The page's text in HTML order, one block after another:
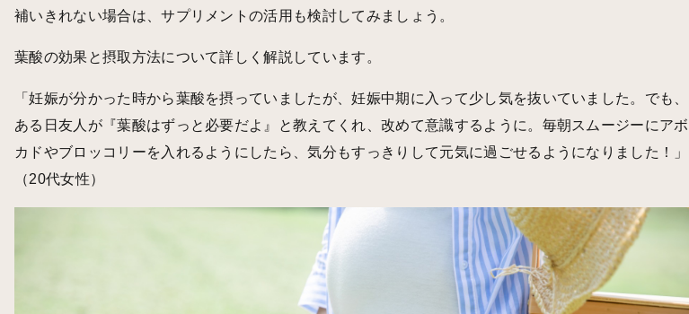
補いきれない場合は、サプリメントの活用も検討してみましょう。
葉酸の効果と摂取方法について詳しく解説しています。
「妊娠が分かった時から葉酸を摂っていましたが、妊娠中期に入って少し気を抜いていました。でも、
ある日友人が『葉酸はずっと必要だよ』と教えてくれ、改めて意識するように。毎朝スムージーにアボ
カドやブロッコリーを入れるようにしたら、気分もすっきりして元気に過ごせるようになりました！」
（20代女性）